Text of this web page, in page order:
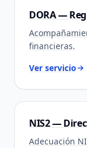
DORA —
financieras.
Ver servicio
NIS2 —
Adecuación